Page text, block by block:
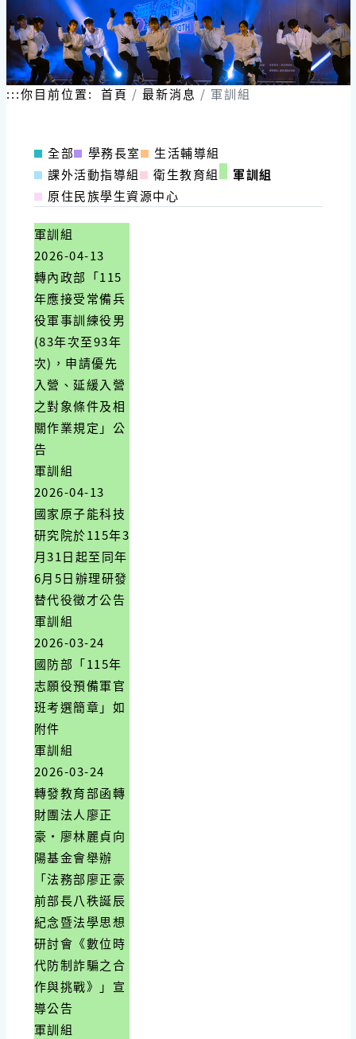
:::你目前位置: 首頁 最新消息 軍訓組
全部 學務長室
生活輔導組
課外活動指導組
衛生教育組
軍訓組
原住民族學生資源中心
軍訓組
2026-04-13
轉內政部「115
年應接受常備兵
役軍事訓練役男
(83年次至93年
次)，申請優先
入營、延緩入營
之對象條件及相
關作業規定」公
告
軍訓組
2026-04-13
國家原子能科技
研究院於115年3
月31日起至同年
6月5日辦理研發
替代役徵才公告
軍訓組
2026-03-24
國防部「115年
志願役預備軍官
班考選簡章」如
附件
軍訓組
2026-03-24
轉發教育部函轉
財團法人廖正
豪‧廖林麗貞向
陽基金會舉辦
「法務部廖正豪
前部長八秩誕辰
紀念暨法學思想
研討會《數位時
代防制詐騙之合
作與挑戰》」宣
導公告
軍訓組